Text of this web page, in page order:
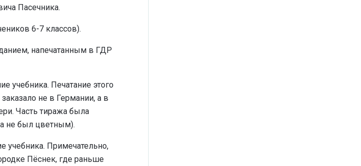
Пасечника.
6-7 классов).
напечатанным в ГДР
учебника. Печатание этого
не в Германии, а в
Часть тиража была
не был цветным).
учебника. Примечательно,
Пёснек, где раньше